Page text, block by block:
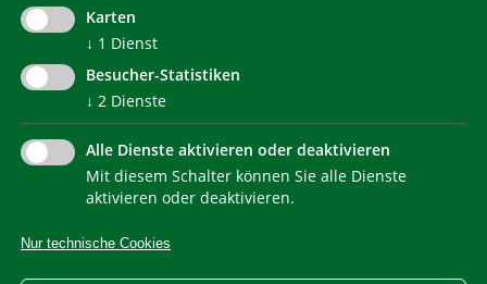
NEWSLETTER
IMPRESSUM PRIVACY
WEB STATISTIKEN
ERKLÄRUNG BARRIEREFREIHEIT
Karten
↓ 1 Dienst
Besucher-Statistiken
↓ 2 Dienste
Alle Dienste aktivieren oder deaktivieren
Mit diesem Schalter können Sie alle Dienste
aktivieren oder deaktivieren.
Nur technische Cookies